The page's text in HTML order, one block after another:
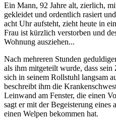
Ein Mann, 92 Jahre alt, zierlich,
gekleidet und ordentlich rasiert
acht Uhr aufsteht, zieht heute in
Frau ist kürzlich verstorben und
Wohnung ausziehen...
Nach mehreren Stunden
als ihm mitgeteilt wurde, dass
sich in seinem Rollstuhl langsam
beschreibt ihm die
Leinwand am Fenster, die einen
sagt er mit der Begeisterung eines
einen Welpen bekommen hat.